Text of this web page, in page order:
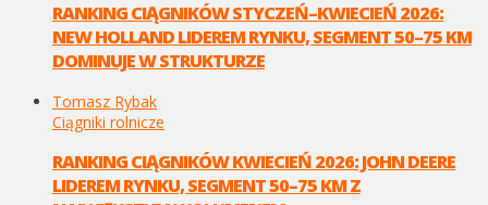
RANKING CIĄGNIKÓW STYCZEŃ–KWIECIEŃ 2026:
NEW HOLLAND LIDEREM RYNKU, SEGMENT 50–75 KM
DOMINUJE W STRUKTURZE
Tomasz Rybak
Ciągniki rolnicze
RANKING CIĄGNIKÓW KWIECIEŃ 2026: JOHN DEERE
LIDEREM RYNKU, SEGMENT 50–75 KM Z